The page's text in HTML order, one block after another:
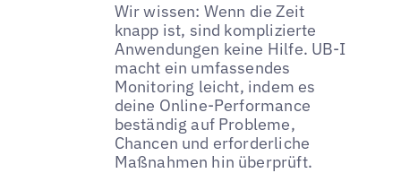
Wir wissen: Wenn die Zeit
knapp ist, sind komplizierte
Anwendungen keine Hilfe. UB-I
macht ein umfassendes
Monitoring leicht, indem es
deine Online-Performance
beständig auf Probleme,
Chancen und erforderliche
Maßnahmen hin überprüft.